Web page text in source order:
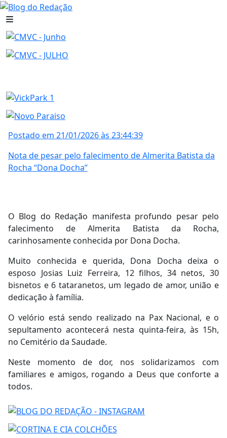
Postado em 21/01/2026 às 23:44:39
Nota de pesar pelo falecimento de Almerita Batista da
Rocha “Dona Docha”
O Blog do Redação manifesta profundo pesar pelo
falecimento de Almerita Batista da Rocha,
carinhosamente conhecida por Dona Docha.
Muito conhecida e querida, Dona Docha deixa o
esposo Josias Luiz Ferreira, 12 filhos, 34 netos, 30
bisnetos e 6 tataranetos, um legado de amor, união e
dedicação à família.
O velório está sendo realizado na Pax Nacional, e o
sepultamento acontecerá nesta quinta-feira, às 15h,
no Cemitério da Saudade.
Neste momento de dor, nos solidarizamos com
familiares e amigos, rogando a Deus que conforte a
todos.